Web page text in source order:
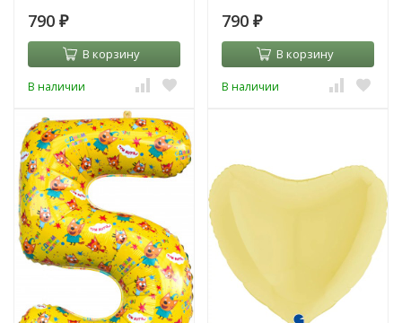
790 ₽
В корзину
В наличии
790 ₽
В корзину
В наличии